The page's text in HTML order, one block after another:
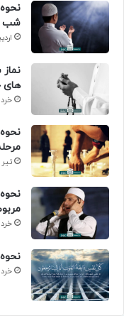
شب
های
خرداد
تیر 16, 1401
خرداد
خرداد